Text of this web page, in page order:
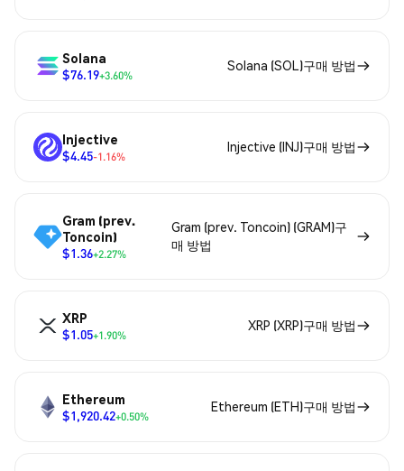
Solana
$76.19+3.60%
Solana (SOL)구매 방법
Injective
$4.45-1.16%
Injective (INJ)구매 방법
Gram (prev.
Toncoin)
$1.36+2.27%
Gram (prev. Toncoin) (GRAM)구
매 방법
XRP
$1.05+1.90%
XRP (XRP)구매 방법
Ethereum
$1,920.42+0.50%
Ethereum (ETH)구매 방법